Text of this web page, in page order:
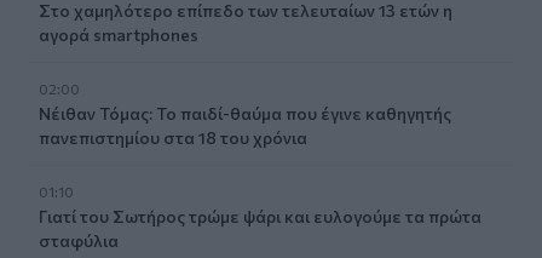
Στο χαμηλότερο επίπεδο των τελευταίων 13 ετών η
αγορά smartphones
02:00
Νέιθαν Τόμας: Το παιδί-θαύμα που έγινε καθηγητής
πανεπιστημίου στα 18 του χρόνια
01:10
Γιατί του Σωτήρος τρώμε ψάρι και ευλογούμε τα πρώτα
σταφύλια